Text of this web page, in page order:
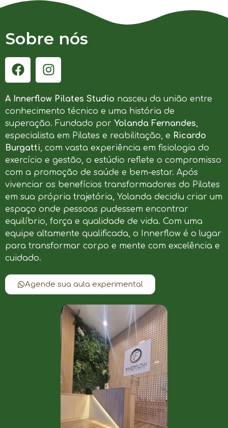
Sobre nós
A Innerflow Pilates Studio nasceu da união entre
conhecimento técnico e uma história de
superação. Fundado por Yolanda Fernandes,
especialista em Pilates e reabilitação, e Ricardo
Burgatti, com vasta experiência em fisiologia do
exercício e gestão, o estúdio reflete o compromisso
com a promoção de saúde e bem-estar. Após
vivenciar os benefícios transformadores do Pilates
em sua própria trajetória, Yolanda decidiu criar um
espaço onde pessoas pudessem encontrar
equilíbrio, força e qualidade de vida. Com uma
equipe altamente qualificada, o Innerflow é o lugar
para transformar corpo e mente com excelência e
cuidado.
Agende sua aula experimental